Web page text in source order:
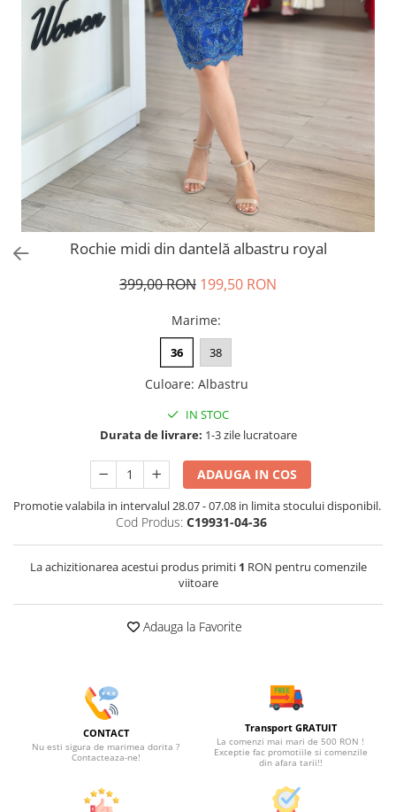
Tricouri si topuri
Rochii de eveniment
Rochie midi din dantelă albastru royal
399,00 RON 199,50 RON
Marime:
36 38
Culoare: Albastru
IN STOC
Durata de livrare: 1-3 zile lucratoare
ADAUGA IN COS
Promotie valabila in intervalul 28.07 - 07.08 in limita stocului disponibil.
Cod Produs: C19931-04-36
La achizitionarea acestui produs primiti 1 RON pentru comenzile
viitoare
Adauga la Favorite
CONTACT
Nu esti sigura de marimea dorita ?
Contacteaza-ne!
Transport GRATUIT
La comenzi mai mari de 500 RON !
Exceptie fac promotiile si comenzile
din afara tarii!!